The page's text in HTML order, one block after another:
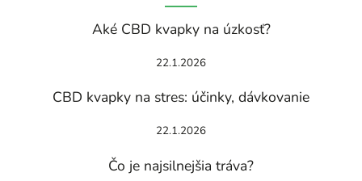
Aké CBD kvapky na úzkosť?
22.1.2026
CBD kvapky na stres: účinky, dávkovanie
22.1.2026
Čo je najsilnejšia tráva?